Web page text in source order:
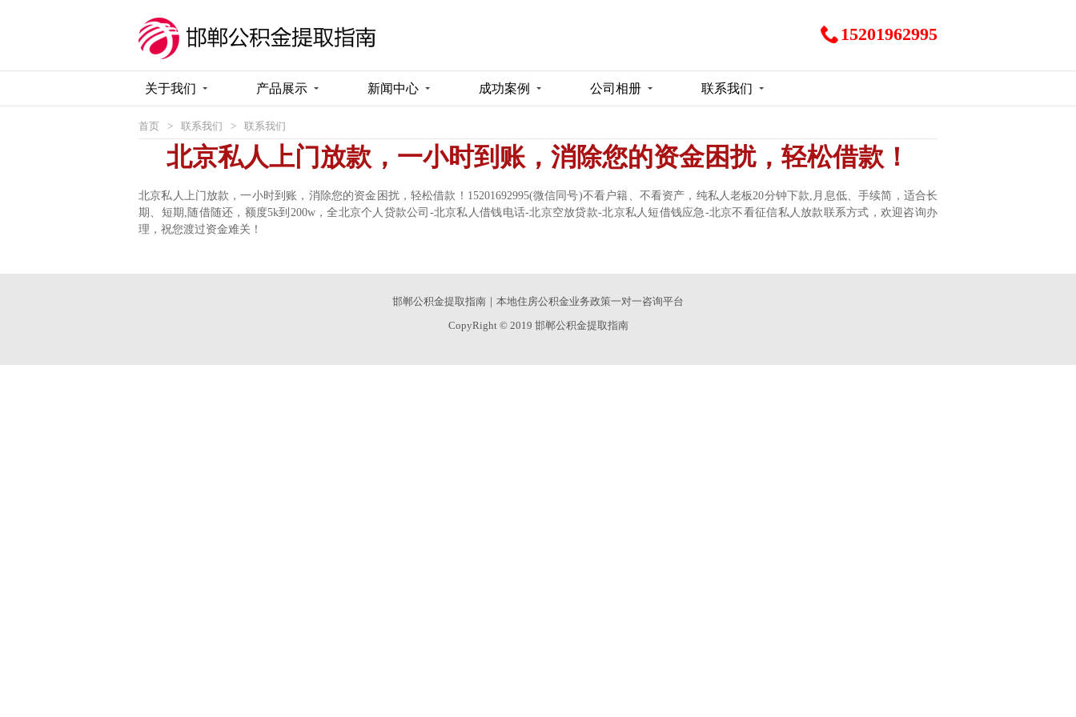
15201962995
关于我们 产品展示 新闻中心 成功案例 公司相册 联系我们
首页 > 联系我们 > 联系我们
北京私人上门放款，一小时到账，消除您的资金困扰，轻松借款！
北京私人上门放款，一小时到账，消除您的资金困扰，轻松借款！15201692995(微信同号)不看户籍、不看资产，纯私人老板20分钟下款,月息低、手续简，适合长
期、短期,随借随还，额度5k到200w，全北京个人贷款公司-北京私人借钱电话-北京空放贷款-北京私人短借钱应急-北京不看征信私人放款联系方式，欢迎咨询办
理，祝您渡过资金难关！
邯郸公积金提取指南｜本地住房公积金业务政策一对一咨询平台
CopyRight © 2019 邯郸公积金提取指南